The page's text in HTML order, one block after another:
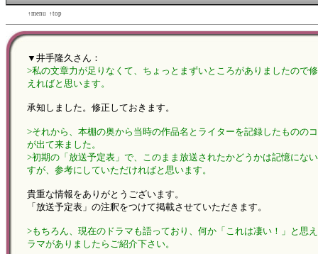
↑menu ↑top
▼井手隆久さん：
>私の文章力が足りなくて、ちょっとまずいところがありましたので
えればと思います。
承知しました。修正しておきます。
>それから、本棚の奥から当時の作品名とライターを記録したものの
が出て来ました。
>初期の「放送予定表」で、このまま放送されたかどうかは記憶にな
すが、参考にしていただければと思います。
貴重な情報をありがとうございます。
「放送予定表」の注釈をつけて掲載させていただきます。
>もちろん、現在のドラマも語っており、何か「これは凄い！」と思
ラマがありましたらご紹介下さい。